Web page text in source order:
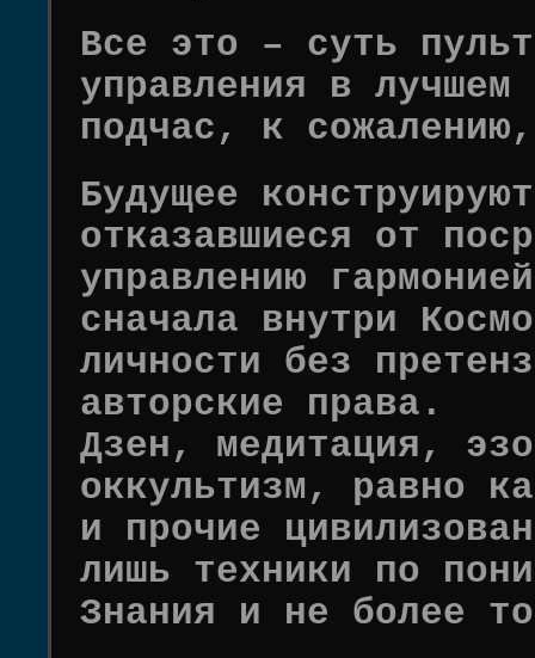
Все это – суть
управления в
подчас, к
Будущее
отказавшиеся от
управлению
сначала внутри
личности без
авторские права.
Дзен, медитация,
оккультизм, равно
и прочие
лишь техники по
Знания и не более